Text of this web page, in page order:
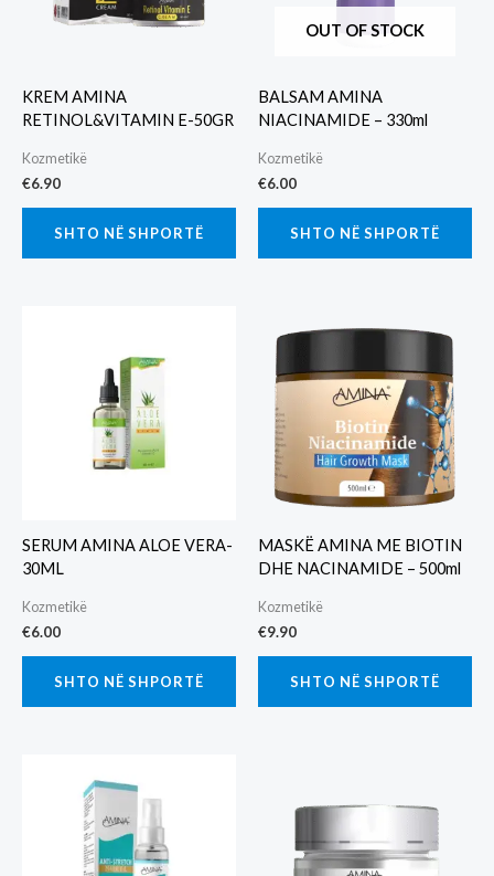
KREM AMINA
RETINOL&VITAMIN E-50GR
Kozmetikë
€6.90
SHTO NË SHPORTË
OUT OF STOCK
BALSAM AMINA
NIACINAMIDE – 330ml
Kozmetikë
€6.00
SHTO NË SHPORTË
SERUM AMINA ALOE VERA-
30ML
Kozmetikë
€6.00
SHTO NË SHPORTË
MASKË AMINA ME BIOTIN
DHE NACINAMIDE – 500ml
Kozmetikë
€9.90
SHTO NË SHPORTË